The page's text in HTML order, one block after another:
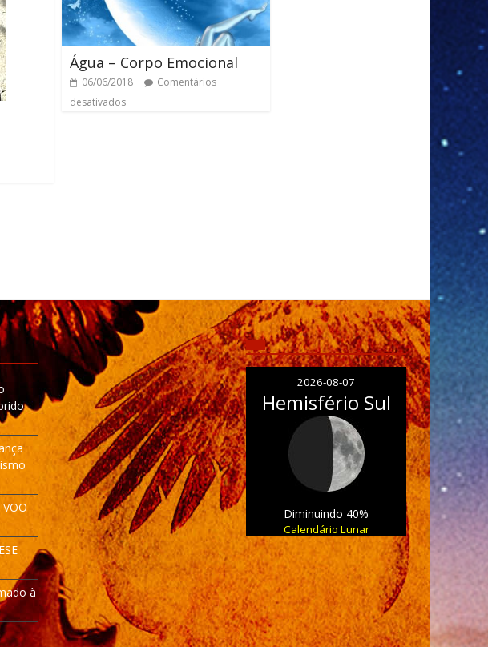
Água – Corpo Emocional
06/06/2018
Comentários
desativados
à
2026-08-07
Hemisfério Sul
Diminuindo 40%
Calendário Lunar